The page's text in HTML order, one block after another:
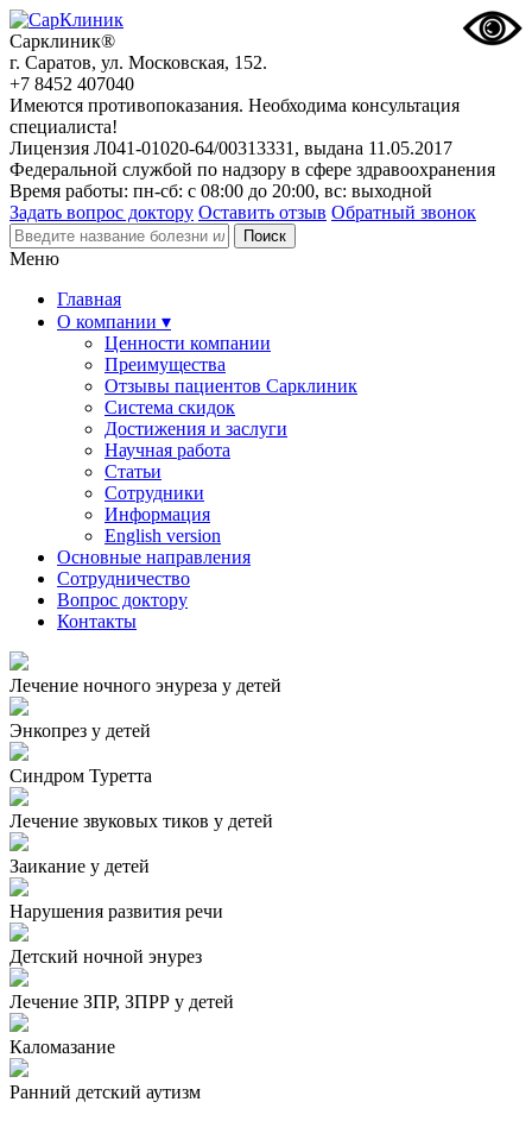
Сарклиник®
г. Саратов, ул. Московская, 152.
+7 8452 407040
Имеются противопоказания. Необходима консультация
специалиста!
Лицензия Л041-01020-64/00313331, выдана 11.05.2017
Федеральной службой по надзору в сфере здравоохранения
Время работы: пн-сб: с 08:00 до 20:00, вс: выходной
Задать вопрос доктору Оставить отзыв Обратный звонок
Меню
Главная
О компании ▾
Ценности компании
Преимущества
Отзывы пациентов Сарклиник
Система скидок
Достижения и заслуги
Научная работа
Статьи
Сотрудники
Информация
English version
Основные направления
Сотрудничество
Вопрос доктору
Контакты
Лечение ночного энуреза у детей
Энкопрез у детей
Синдром Туретта
Лечение звуковых тиков у детей
Заикание у детей
Нарушения развития речи
Детский ночной энурез
Лечение ЗПР, ЗПРР у детей
Каломазание
Ранний детский аутизм